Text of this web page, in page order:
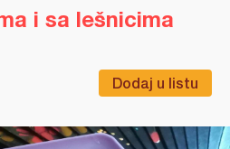
Dodaj u listu
i sa lešnicima